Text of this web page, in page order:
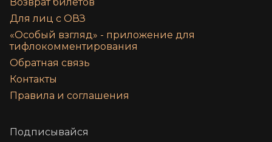
Для лиц с ОВЗ
«‎Особый взгляд» - приложение для
тифлокомментирования
Обратная связь
Контакты
Правила и соглашения
Подписывайся